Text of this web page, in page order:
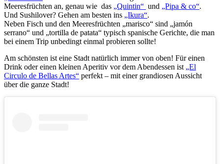
Meeresfrüchten an, genau wie das „Quintin“ und „Pipa & co“.
Und Sushilover? Gehen am besten ins „Ikura“.
Neben Fisch und den Meeresfrüchten „marisco“ sind „jamón
serrano“ und „tortilla de patata“ typisch spanische Gerichte, die man
bei einem Trip unbedingt einmal probieren sollte!
Am schönsten ist eine Stadt natürlich immer von oben! Für einen
Drink oder einen kleinen Aperitiv vor dem Abendessen ist „El
Circulo de Bellas Artes“ perfekt – mit einer grandiosen Aussicht
über die ganze Stadt!